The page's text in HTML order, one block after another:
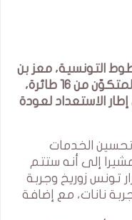
التونسية، معز بن
رجب، إن الشركة ستعزز أسطولها المتكوّن من 16 طائرة،
الاستعداد لعودة
الخدمات
إلى أنه ستتم
تونس زوريخ وجربة
نانات، مع إضافة